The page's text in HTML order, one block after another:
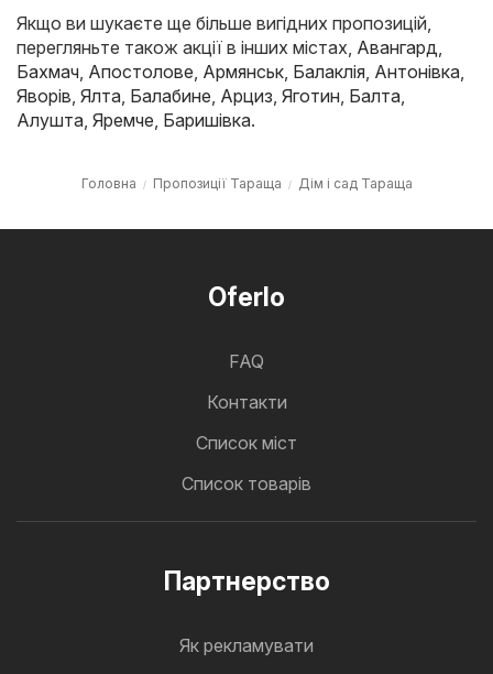
Якщо ви шукаєте ще більше вигідних пропозицій,
перегляньте також акції в інших містах, Авангард,
Бахмач, Апостолове, Армянськ, Балаклія, Антонівка,
Яворів, Ялта, Балабине, Арциз, Яготин, Балта,
Алушта, Яремче, Баришівка.
Головна Пропозиції Тараща Дім і сад Тараща
Oferlo
FAQ
Контакти
Cписок міст
Список товарів
Партнерство
Як рекламувати